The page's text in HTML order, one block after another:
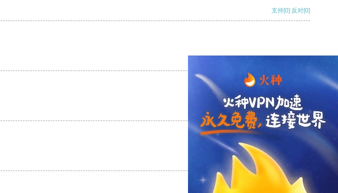
支持[0] 反对[0]
支持 [0] 反对 [0]
支持